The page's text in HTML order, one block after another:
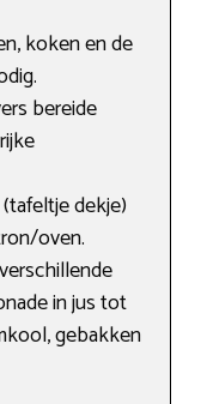
koken en de
bereide
dekje)
oven.
in jus tot
gebakken